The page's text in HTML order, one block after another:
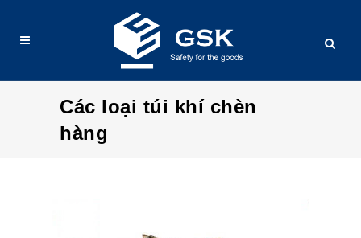
Các loại túi khí chèn
hàng